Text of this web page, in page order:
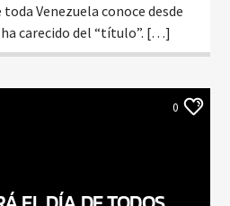
Venezuela conoce desde
carecido del “título”. […]
0